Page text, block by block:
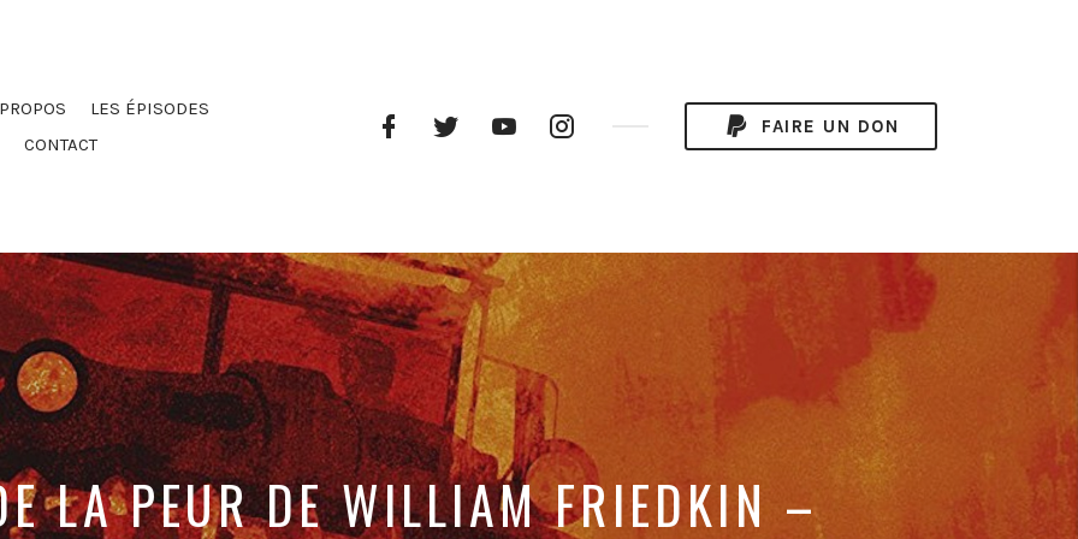
LES ÉPISODES
CONTACT
Facebook
Profile
Twitter YouTube
Channel
FAIRE UN DON
LA PEUR DE WILLIAM FRIEDKIN –